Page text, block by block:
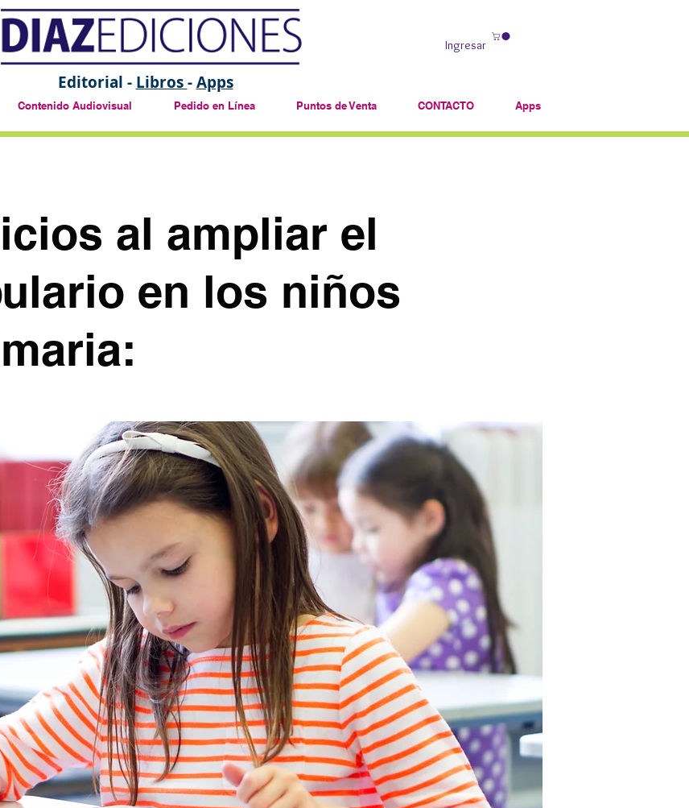
Ingresar
Contenido Audiovisual Pedido en Línea Puntos de Venta CONTACTO Apps
Editorial - Libros-Apps
al ampliar el
en los niños